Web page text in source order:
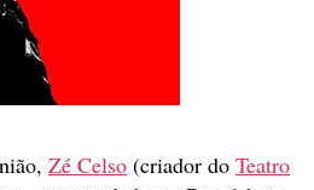
Zé Celso (criador do Teatro